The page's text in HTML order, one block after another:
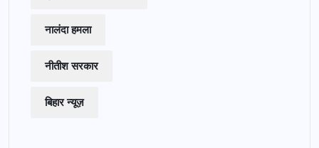
नालंदा हमला
नीतीश सरकार
बिहार न्यूज़